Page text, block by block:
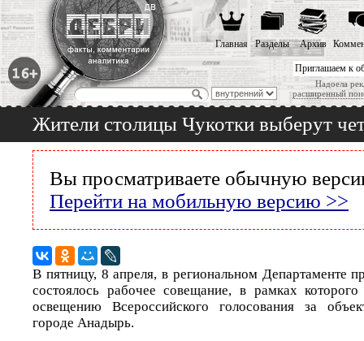
Приглашаем к
Надоела
расширенный
Главная Разделы Архив
Жители столицы Чукотки выберут
Вы просматриваете обычную
Перейти на мобильную версию >>
В пятницу, 8 апреля, в региональном Департаменте
состоялось рабочее совещание, в рамках
освещению Всероссийского голосования за
городе Анадырь.